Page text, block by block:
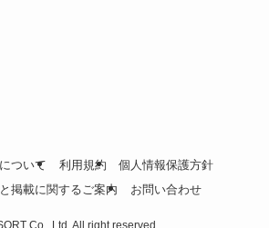
ついて 利用規約
個人情報保護方針
掲載に関するご案内
お問い合わせ
Co., Ltd. All right reserved.